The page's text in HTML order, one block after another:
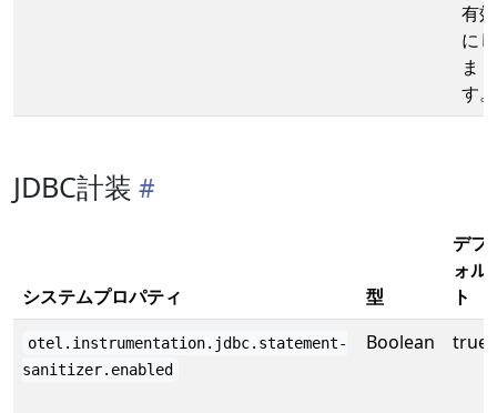
有効
にし
ま
す。
JDBC計装
システムプロパティ 型
デフ
ォル
ト
otel.instrumentation.jdbc.statement-
sanitizer.enabled
Boolean true